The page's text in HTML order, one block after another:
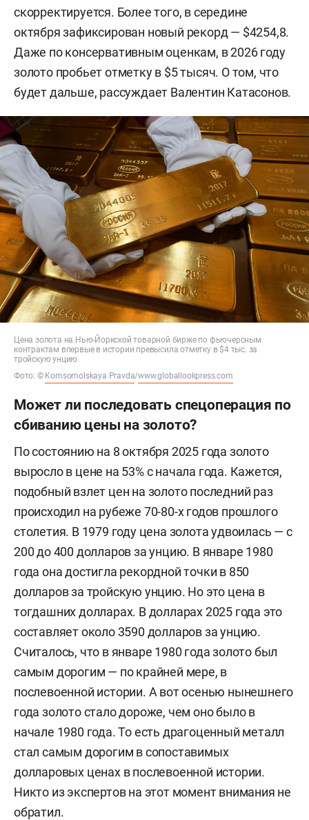
скорректируется. Более того, в середине
октября зафиксирован новый рекорд — $4254,8.
Даже по консервативным оценкам, в 2026 году
золото пробьет отметку в $5 тысяч. О том, что
будет дальше, рассуждает Валентин Катасонов.
Цена золота на Нью-Йоркской товарной бирже по фьючерсным
контрактам впервые в истории превысила отметку в $4 тыс. за
тройскую унцию
Фото: © Komsomolskaya Pravda/www.globallookpress.com
Может ли последовать спецоперация по
сбиванию цены на золото?
По состоянию на 8 октября 2025 года золото
выросло в цене на 53% с начала года. Кажется,
подобный взлет цен на золото последний раз
происходил на рубеже 70-80-х годов прошлого
столетия. В 1979 году цена золота удвоилась — с
200 до 400 долларов за унцию. В январе 1980
года она достигла рекордной точки в 850
долларов за тройскую унцию. Но это цена в
тогдашних долларах. В долларах 2025 года это
составляет около 3590 долларов за унцию.
Считалось, что в январе 1980 года золото был
самым дорогим — по крайней мере, в
послевоенной истории. А вот осенью нынешнего
года золото стало дороже, чем оно было в
начале 1980 года. То есть драгоценный металл
стал самым дорогим в сопоставимых
долларовых ценах в послевоенной истории.
Никто из экспертов на этот момент внимания не
обратил.